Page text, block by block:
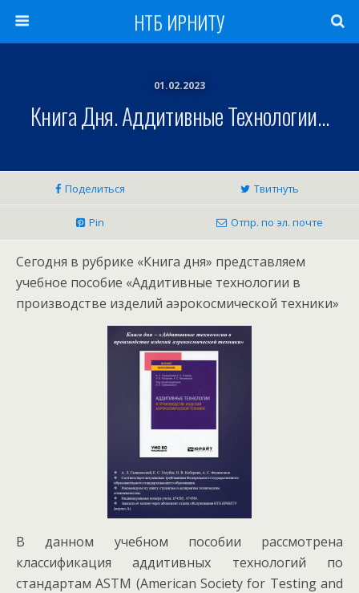
НТБ ИРНИТУ
01.02.2023
Книга Дня. Аддитивные Технологии…
Поделиться Твитнуть
Pin Отпр. по эл. почте
Сегодня в рубрике «Книга дня» представляем
учебное пособие «Аддитивные технологии в
производстве изделий аэрокосмической техники»
В данном учебном пособии рассмотрена
классификация аддитивных технологий по
стандартам ASTM (American Society for Testing and